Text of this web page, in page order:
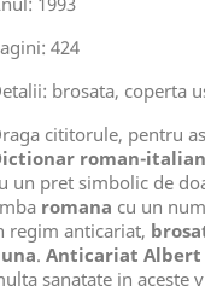
424
brosata, coperta
cititorule, pentru
roman-italian
un pret simbolic de
romana cu un
regim anticariat,
. Anticariat Albert
sanatate in aceste